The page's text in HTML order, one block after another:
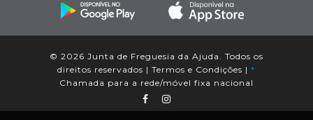
© 2026 Junta de Freguesia da Ajuda. Todos os
direitos reservados | Termos e Condições | *
Chamada para a rede/móvel fixa nacional